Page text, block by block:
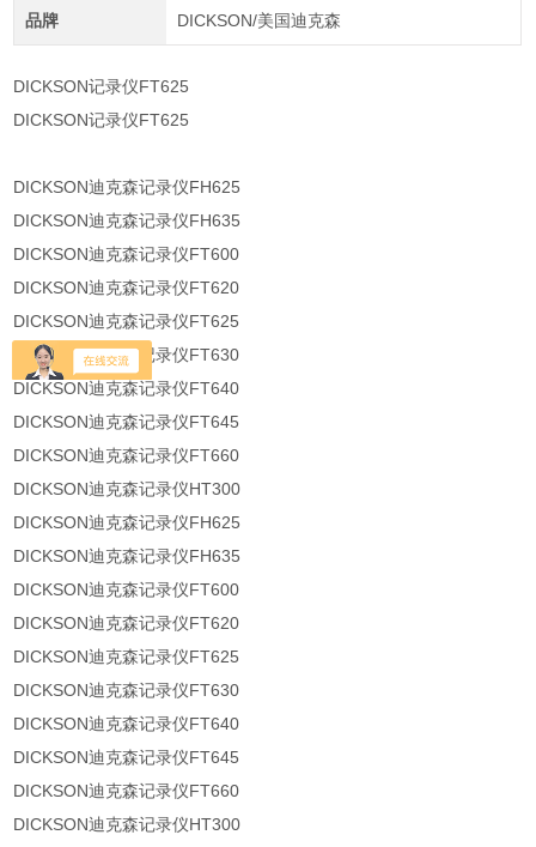
品牌 DICKSON/美国迪克森
DICKSON记录仪FT625
DICKSON记录仪FT625
DICKSON迪克森记录仪FH625
DICKSON迪克森记录仪FH635
DICKSON迪克森记录仪FT600
DICKSON迪克森记录仪FT620
DICKSON迪克森记录仪FT625
DICKSON迪克森记录仪FT630
DICKSON迪克森记录仪FT640
DICKSON迪克森记录仪FT645
DICKSON迪克森记录仪FT660
DICKSON迪克森记录仪HT300
DICKSON迪克森记录仪FH625
DICKSON迪克森记录仪FH635
DICKSON迪克森记录仪FT600
DICKSON迪克森记录仪FT620
DICKSON迪克森记录仪FT625
DICKSON迪克森记录仪FT630
DICKSON迪克森记录仪FT640
DICKSON迪克森记录仪FT645
DICKSON迪克森记录仪FT660
DICKSON迪克森记录仪HT300